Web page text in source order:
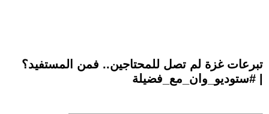
تبرعات غزة لم تصل للمحتاجين.. فمن المستفيد؟
| #ستوديو_وان_مع_فضيلة